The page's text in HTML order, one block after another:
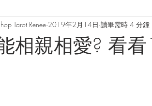
相親相愛? 看
Tarot Renee 2019年2月14日 讀畢需時 4 分鐘